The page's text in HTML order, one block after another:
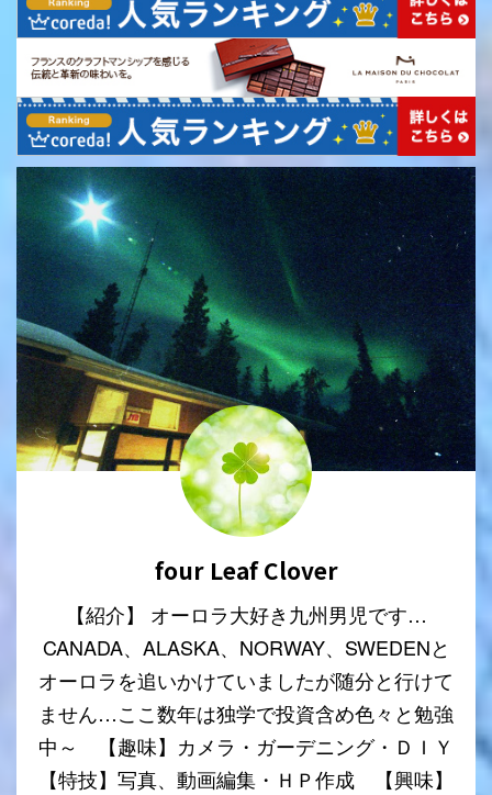
four Leaf Clover
【紹介】 オーロラ大好き九州男児です…
CANADA、ALASKA、NORWAY、SWEDENと
オーロラを追いかけていましたが随分と行けて
ません…ここ数年は独学で投資含め色々と勉強
中～ 【趣味】カメラ・ガーデニング・ＤＩＹ
【特技】写真、動画編集・ＨＰ作成 【興味】